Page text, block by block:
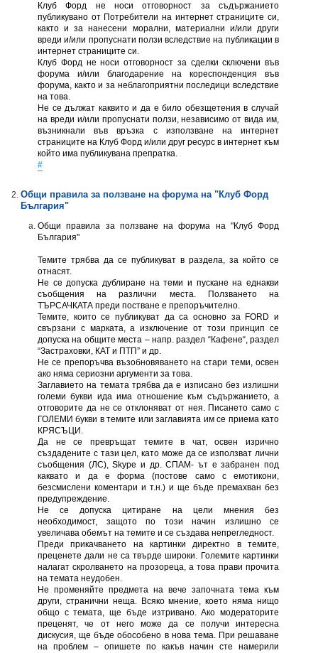
Клуб Форд не носи отговорност за съдържанието
публикувано от Потребители на интернет страниците си,
както и за нанесени морални, материални и/или други
вреди и/или пропуснати ползи вследствие на публикации в
интернет страниците си.
Клуб Форд не носи отговорност за сделки сключени във
форума и/или благодарение на кореспонденция във
форума, както и за неблагоприятни последици вследствие
на това.
Не се дължат каквито и да е било обезщетения в случай
на вреди и/или пропуснати ползи, независимо от вида им,
възникнали във връзка с използване на интернет
страниците на Клуб Форд и/или друг ресурс в интернет към
който има публикувана препратка.
#
Общи правила за ползване на форумa на "Клуб Форд
България"
Общи правила за ползване на форумa на "Клуб Форд
България"
Темите трябва да се публикуват в раздела, за който се
отнасят.
Не се допуска дублиране на теми и пускане на еднакви
съобщения на различни места. Ползването на
ТЪРСАЧКАТА преди постване e препоръчително.
Темите, които се публикуват да са основно за FORD и
свързани с марката, а изключение от този принцип се
допуска на общите места – напр. раздел “Кафене“, раздел
“Застраховки, КАТ и ПТП” и др.
Не се препоръчва възобновяването на стари теми, освен
ако няма сериозни аргументи за това.
Заглавието на темата трябва да е изписано без излишни
големи букви ида има отношение към съдържанието, a
отговорите да не се отклоняват от нея. Писането само с
ГОЛЕМИ букви в темите или заглавията им се приема като
КРЯСЪЦИ.
Да не се превръщат темите в чат, освен изрично
създадените с тази цел, като може да се използват лични
съобщения (ЛС), Skype и др. СПАМ- ът е забранен под
каквато и да е форма (постове само с емотикони,
безсмислени коментари и т.н.) и ще бъде премахван без
предупреждение.
Не се допуска цитиране на цели мнения без
необходимост, защото по този начин излишно се
увеличава обемът на темите и се създава непрегледност.
Преди прикачването на картинки директно в темите,
преценете дали не са твърде широки. Големите картинки
налагат скролването на прозореца, а това прави прочита
на темата неудобен.
Не променяйте предмета на вече започната тема към
други, странични неща. Всяко мнение, което няма нищо
общо с темата, ще бъде изтривано. Ако модераторите
преценят, че от него може да се получи интересна
дискусия, ще бъде обособено в нова тема. При решаване
на проблем – опишете по какъв начин сте намерили